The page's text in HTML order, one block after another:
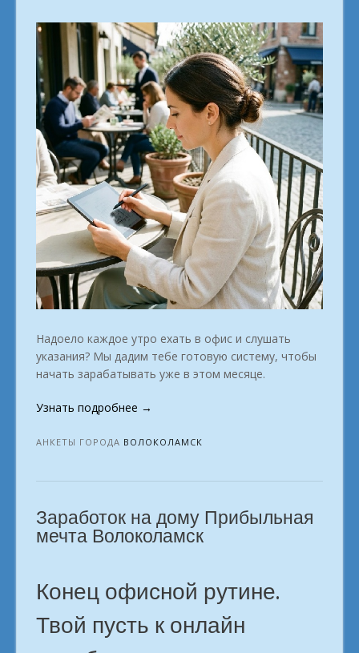
Надоело каждое утро ехать в офис и слушать
указания? Мы дадим тебе готовую систему, чтобы
начать зарабатывать уже в этом месяце.
Узнать подробнее «Свободная
начни
фрилансе.
→
АНКЕТЫ ГОРОДА ВОЛОКОЛАМСК
Заработок на дому Прибыльная
мечта Волоколамск
Конец офисной рутине.
Твой пусть к онлайн